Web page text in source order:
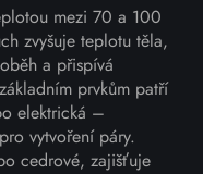
mezi 70 a 100
zvyšuje teplotu těla,
a přispívá
prvkům patří
elektrická –
vytvoření páry.
cedrové, zajišťuje